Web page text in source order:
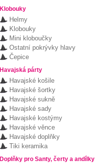
Klobouky
Helmy
Klobouky
Mini kloboučky
Ostatní pokrývky hlavy
Čepice
Havajská párty
Havajské košile
Havajské šortky
Havajské sukně
Havajské sady
Havajské kostýmy
Havajské věnce
Havajské doplňky
Tiki keramika
Doplňky pro Santy, čerty a andílky